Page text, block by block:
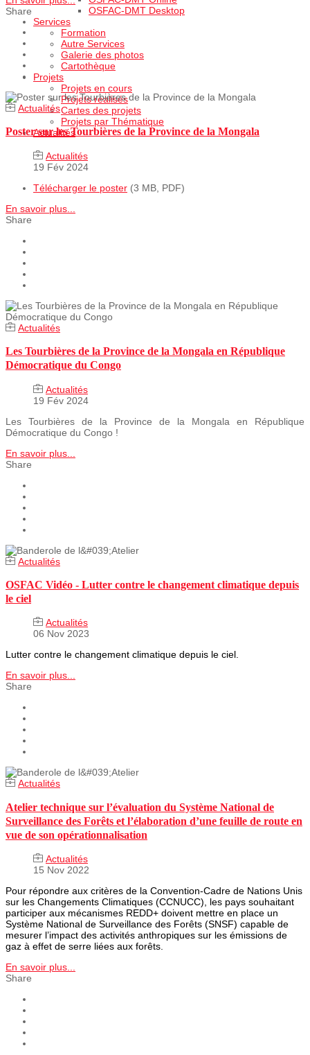
OSFAC-DMT Desktop
Services
Formation
Autre Services
Galerie des photos
Cartothèque
Projets
Projets en cours
Projets realisés
Cartes des projets
Projets par Thématique
Actualités
Share
Actualités
Poster sur les Tourbières de la Province de la Mongala
Actualités
19 Fév 2024
Télécharger le poster (3 MB, PDF)
En savoir plus...
Share
Actualités
Les Tourbières de la Province de la Mongala en République
Démocratique du Congo
Actualités
19 Fév 2024
Les Tourbières de la Province de la Mongala en République
Démocratique du Congo !
En savoir plus...
Share
Actualités
OSFAC Vidéo - Lutter contre le changement climatique depuis
le ciel
Actualités
06 Nov 2023
Lutter contre le changement climatique depuis le ciel.
En savoir plus...
Share
Actualités
Atelier technique sur l’évaluation du Système National de
Surveillance des Forêts et l’élaboration d’une feuille de route en
vue de son opérationnalisation
Actualités
15 Nov 2022
Pour répondre aux critères de la Convention-Cadre de Nations Unis
sur les Changements Climatiques (CCNUCC), les pays souhaitant
participer aux mécanismes REDD+ doivent mettre en place un
Système National de Surveillance des Forêts (SNSF) capable de
mesurer l’impact des activités anthropiques sur les émissions de
gaz à effet de serre liées aux forêts.
En savoir plus...
Share